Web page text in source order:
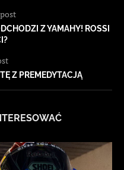
Z YAMAHY! ROSSI
Z PREMEDYTACJĄ